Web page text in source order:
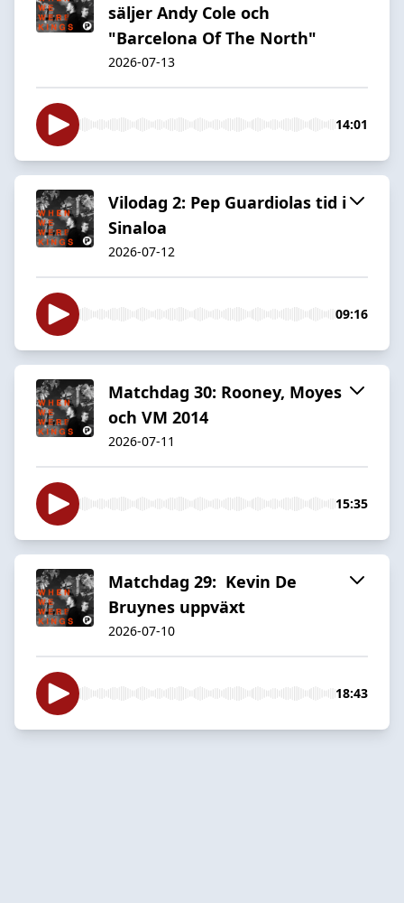
säljer Andy Cole och
"Barcelona Of The North"
2026-07-13
14:01
Vilodag 2: Pep Guardiolas tid i
Sinaloa
2026-07-12
09:16
Matchdag 30: Rooney, Moyes
och VM 2014
2026-07-11
15:35
Matchdag 29: Kevin De
Bruynes uppväxt
2026-07-10
18:43